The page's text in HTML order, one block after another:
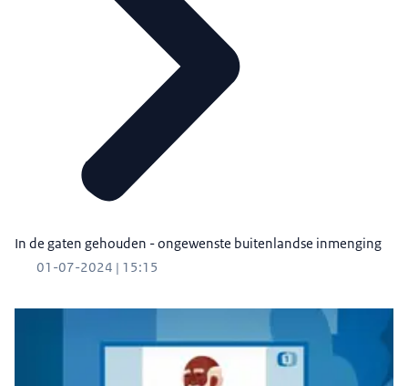
In de gaten gehouden - ongewenste buitenlandse inmenging
01-07-2024 | 15:15